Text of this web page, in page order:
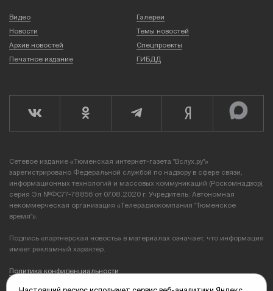
Видео
Галереи
Новости
Темы новостей
Архив новостей
Спецпроекты
Печатное издание
ГИБДД
Сетевое издание «Тюменская интернет-газета "Вслух.ру"»
зарегистрировано Федеральной службой по надзору в сфере связи,
информационных технологий и массовых коммуникаций (Роскомнадзор),
серия Эл №ФС77-78856 от 07.08.2020 г. Учредитель: Автономная
некоммерческая организация «Телерадиокомпания "Тюменское
время"».
Подпись «партнерская новость» в материалах означает, что информация
имеет рекламный характер.
Политика конфиденциальности